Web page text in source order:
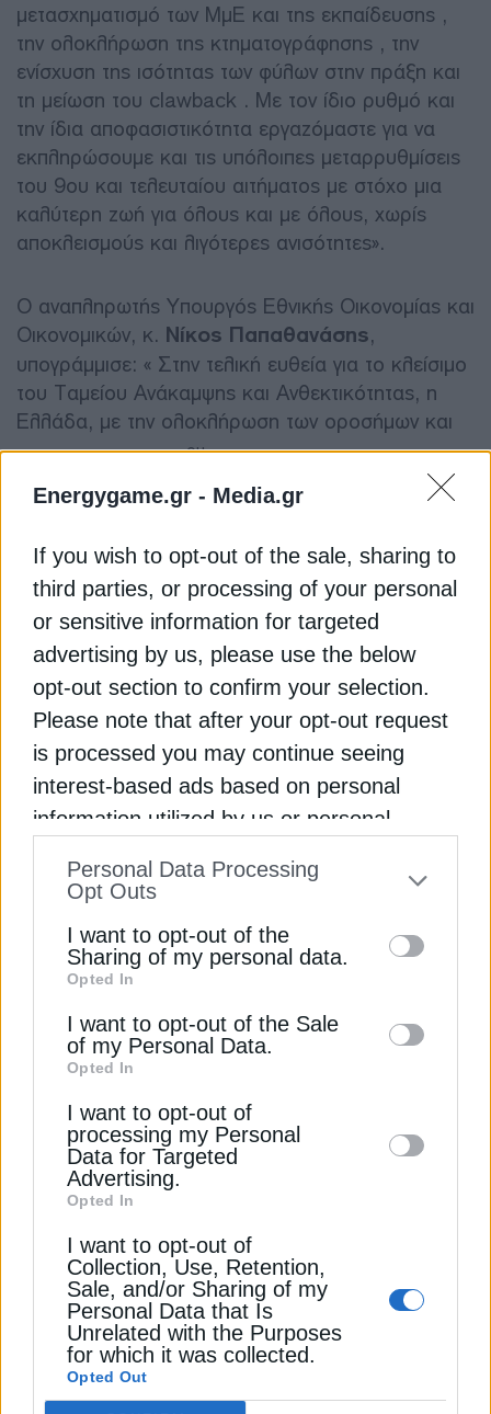
Energygame.gr - Media.gr
If you wish to opt-out of the sale, sharing to
third parties, or processing of your personal
or sensitive information for targeted
advertising by us, please use the below
opt-out section to confirm your selection.
Please note that after your opt-out request
is processed you may continue seeing
interest-based ads based on personal
information utilized by us or personal
to your opt-out. You may separately opt-out
information by third parties on the IAB’s list
of downstream participants. This
information may also be disclosed by us to
third parties on theIAB’s List of
Downstream Participants
disclose it to other third parties.
Personal Data Processing
Opt Outs
I want to opt-out of the
Sharing of my personal data.
Opted In
I want to opt-out of the Sale
of my Personal Data.
Opted In
I want to opt-out of
processing my Personal
Data for Targeted
Advertising.
Opted In
I want to opt-out of
Collection, Use, Retention,
Sale, and/or Sharing of my
Personal Data that Is
Unrelated with the Purposes
for which it was collected.
Opted Out
μετασχηματισμό των ΜμΕ και της εκπαίδευσης ,
την ολοκλήρωση της κτηματογράφησης , την
ενίσχυση της ισότητας των φύλων στην πράξη και
τη μείωση του clawback . Με τον ίδιο ρυθμό και
την ίδια αποφασιστικότητα εργαζόμαστε για να
εκπληρώσουμε και τις υπόλοιπες μεταρρυθμίσεις
του 9ου και τελευταίου αιτήματος με στόχο μια
καλύτερη ζωή για όλους και με όλους, χωρίς
αποκλεισμούς και λιγότερες ανισότητες».
Ο αναπληρωτής Υπουργός Εθνικής Οικονομίας και
Οικονομικών, κ. Νίκος Παπαθανάσης,
υπογράμμισε: « Στην τελική ευθεία για το κλείσιμο
του Ταμείου Ανάκαμψης και Ανθεκτικότητας, η
Ελλάδα, με την ολοκλήρωση των οροσήμων και
την υποβολή του 8ουαιτήματος εκταμίευσης
πόρων, αποδεικνύει για ακόμα μια φορά, πως με
σκληρή δουλειά, αποτελεσματικότητα και
αξιοπιστία, πετυχαίνει τους εθνικούς στόχους,
επιταχύνει τις μεταρρυθμίσεις προς όφελος της
κοινωνίας και της οικονομίας. Και μάλιστα μέσα
από δράσεις όπως αυτές για την αναβάθμιση και
τον εκσυγχρονισμό του Εθνικού Συστήματος
Υγείας, την ενίσχυση της απασχόλησης και των
δεξιοτήτων ανέργων και εργαζομένων, της
κοινωνικής συνοχής και της αντιμετώπισης του
στεγαστικού, την επιτάχυνση του ψηφιακού
μετασχηματισμού αλλά και την περαιτέρω
ενίσχυση υποδομών και της ανθεκτικότητας της
οικονομίας. Είπαμε ότι δεν θα χαθεί ευρώ και δεν
θα χαθεί ευρώ. Τηρούμε τις δεσμεύσεις μας, και
Η Γενική Γραμματέας Συντονισμού κ.
πληρωμής σηματοδοτεί την ολοκλήρωση 16
μεταρρυθμιστικών οροσήμων σε κρίσιμους τομείς,
νόμου για την κοινωνική αντιπαροχή και η
κτηματογράφηση, της οποίας το ποσοστό
ολοκλήρωσης υπερβαίνει το 98%. Το υψηλό
ποσοστό ολοκλήρωσης των μεταρρυθμιστικών
οροσήμων του Σχεδίου, επιβεβαιώνει την
ουσιαστική πρόοδο σε μεταρρυθμίσεις που
βελτιώνουν την πρόσβαση σε στέγη, ενισχύουν την
ασφάλεια των περιουσιακών δικαιωμάτων και
διευκολύνουν την αποτελεσματική διαχείριση
δημόσιων πόρων. Οι συγκεκριμένες παρεμβάσεις
μετατρέπουν δεσμεύσεις σε μετρήσιμα
Εγγραφή στο Newsletter
την Πολιτική Απορρήτου